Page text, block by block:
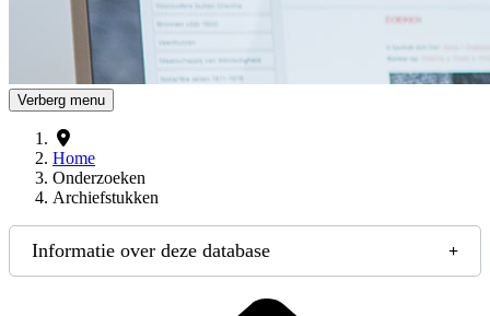
Verberg menu
Home
Onderzoeken
Archiefstukken
Informatie over deze database